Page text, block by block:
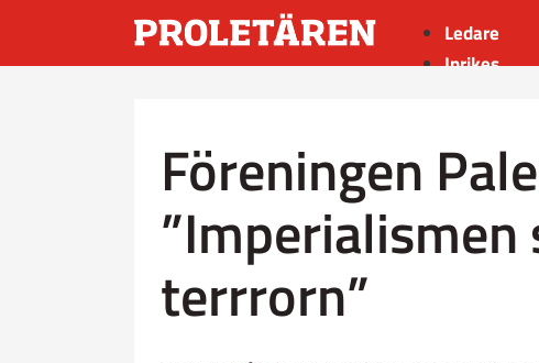
Ledare
Inrikes
Sport
Insänt
Föreningen
terrrorn”